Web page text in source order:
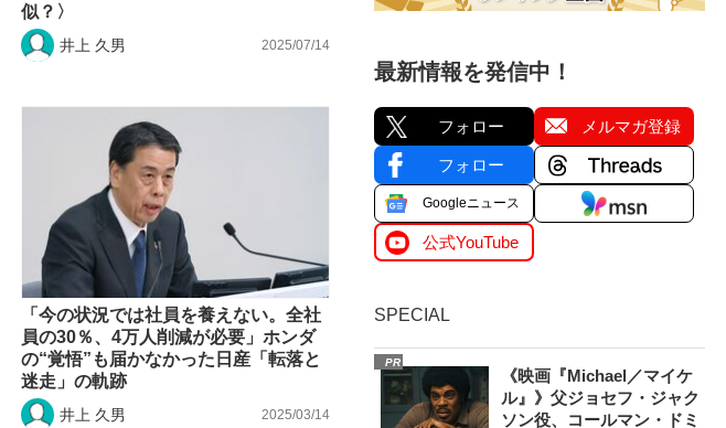
似？〉
井上 久男 2025/07/14
「今の状況では社員を養えない。全社
員の30％、4万人削減が必要」ホンダ
の“覚悟”も届かなかった日産「転落と
迷走」の軌跡
井上 久男 2025/03/14
最新情報を発信中！
フォロー メルマガ登録
フォロー
Googleニュース
公式YouTube
SPECIAL
PR
《映画『Michael／マイケ
ル』》父ジョセフ・ジャク
ソン役、コールマン・ドミ